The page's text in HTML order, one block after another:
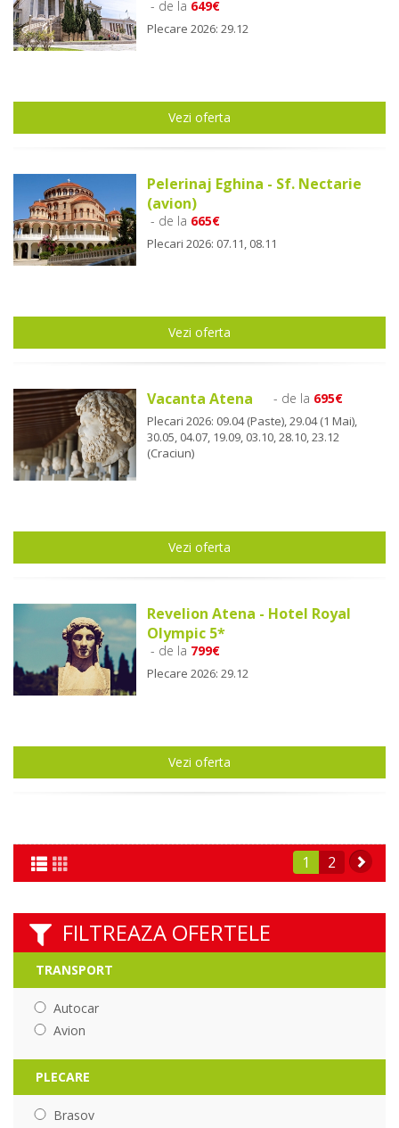
- de la 649€
Plecare 2026: 29.12
Vezi oferta
Pelerinaj Eghina - Sf. Nectarie
(avion)
- de la 665€
Plecari 2026: 07.11, 08.11
Vezi oferta
Vacanta Atena - de la 695€
Plecari 2026: 09.04 (Paste), 29.04 (1 Mai),
30.05, 04.07, 19.09, 03.10, 28.10, 23.12
(Craciun)
Vezi oferta
Revelion Atena - Hotel Royal
Olympic 5*
- de la 799€
Plecare 2026: 29.12
Vezi oferta
1 2
FILTREAZA OFERTELE
TRANSPORT
Autocar
Avion
PLECARE
Brasov